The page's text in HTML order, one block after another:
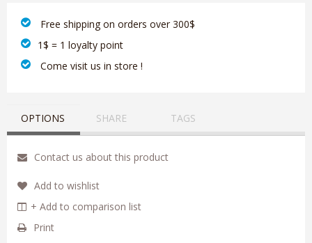
‎ Free shipping on orders over 300$‎
1$ = 1 loyalty point
‎ Come visit us in store !
OPTIONS SHARE TAGS
Contact us about this product
Add to wishlist
+ Add to comparison list
Print